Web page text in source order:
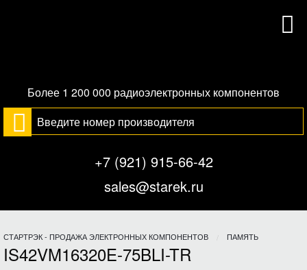
Более 1 200 000 радиоэлектронных компонентов
+7 (921) 915-66-42
sales@starek.ru
СТАРТРЭК - ПРОДАЖА ЭЛЕКТРОННЫХ КОМПОНЕНТОВ ПАМЯТЬ
IS42VM16320E-75BLI-TR